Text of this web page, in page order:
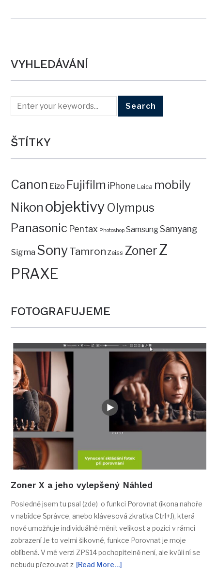
VYHLEDÁVÁNÍ
ŠTÍTKY
Canon Eizo Fujifilm iPhone Leica mobily
Nikon objektivy Olympus
Panasonic Pentax Photoshop SamsungSamyang
Sigma SonyTamron Zeiss ZonerZ
PRAXE
FOTOGRAFUJEME
Zoner X a jeho vylepšený Náhled
Posledně jsem tu psal (zde) o funkci Porovnat (ikona nahoře
v nabídce Správce, anebo klávesová zkratka Ctrl+J), která
nově umožňuje individuálně měnit velikost a pozici v rámci
zobrazení Je to velmi šikovné, funkce Porovnat je moje
oblíbená. V mé verzi ZPS14 pochopitelně není, ale kvůli ní se
nebudu přezouvat z [Read More…]